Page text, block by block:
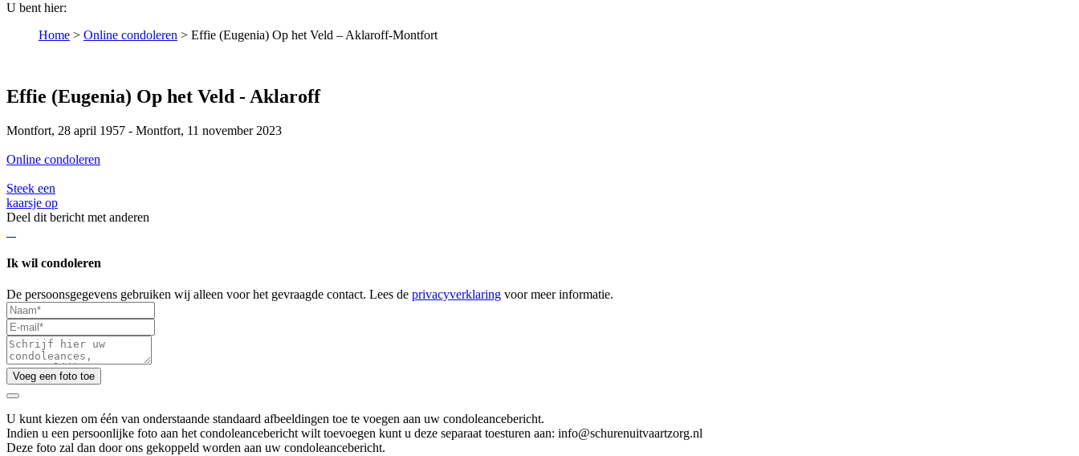
U bent hier:
Home > Online condoleren > Effie (Eugenia) Op het Veld – Aklaroff-Montfort
Effie (Eugenia) Op het Veld - Aklaroff
Montfort, 28 april 1957 - Montfort, 11 november 2023
Online condoleren
Steek een
kaarsje op
Deel dit bericht met anderen
Ik wil condoleren
De persoonsgegevens gebruiken wij alleen voor het gevraagde contact. Lees de privacyverklaring voor meer informatie.
Voeg een foto toe
U kunt kiezen om één van onderstaande standaard afbeeldingen toe te voegen aan uw condoleancebericht.
Indien u een persoonlijke foto aan het condoleancebericht wilt toevoegen kunt u deze separaat toesturen aan: info@schurenuitvaartzorg.nl
Deze foto zal dan door ons gekoppeld worden aan uw condoleancebericht.